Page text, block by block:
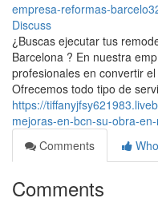
empresa-reformas-
Discuss
¿Buscas ejecutar tus
Barcelona ? En nuestra
profesionales en convertir
Ofrecemos todo tipo de
https://
mejoras-en-bcn-su-obra-
Comments
Comments